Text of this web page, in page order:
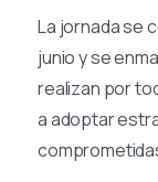
La jornada se
junio y se
realizan por
a adoptar